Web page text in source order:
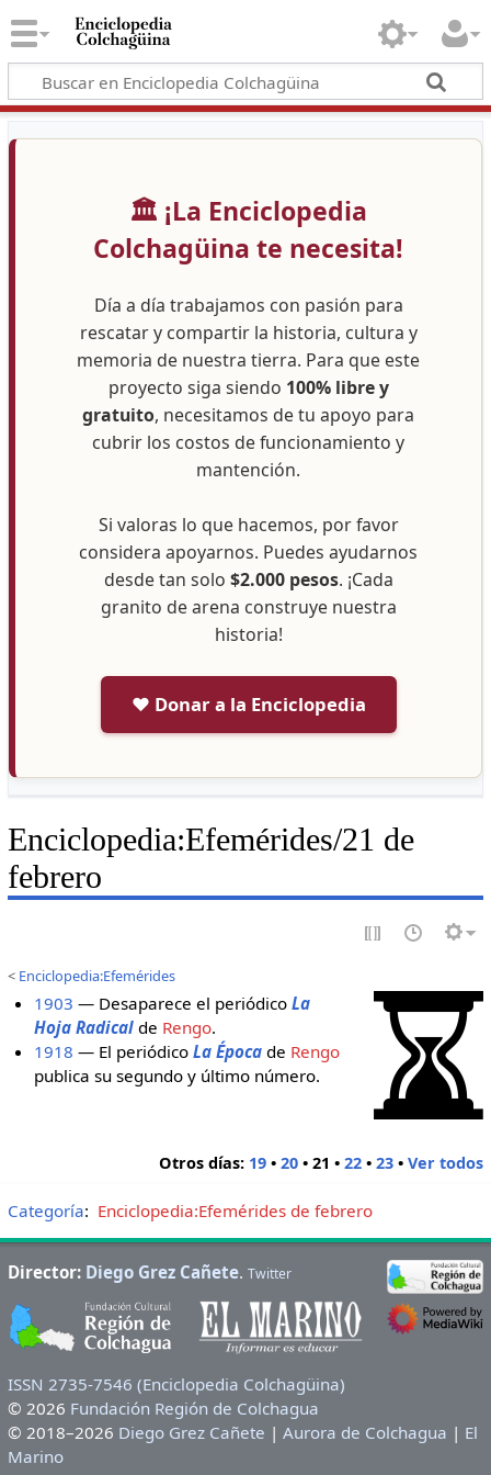
🏛️ ¡La Enciclopedia
Colchagüina te necesita!
Día a día trabajamos con pasión para
rescatar y compartir la historia, cultura y
memoria de nuestra tierra. Para que este
proyecto siga siendo 100% libre y
gratuito, necesitamos de tu apoyo para
cubrir los costos de funcionamiento y
mantención.
Si valoras lo que hacemos, por favor
considera apoyarnos. Puedes ayudarnos
desde tan solo $2.000 pesos. ¡Cada
granito de arena construye nuestra
historia!
❤️ Donar a la Enciclopedia
Enciclopedia:Efemérides/21 de
febrero
< Enciclopedia:Efemérides
1903 — Desaparece el periódicoLa
Hoja Radical de Rengo.
1918 — El periódicoLa Época de Rengo
publica su segundo y último número.
Otros días: 19 •20 •21 •22 •23 •Ver todos
Categoría: Enciclopedia:Efemérides de febrero
Director: Diego Grez Cañete. Twitter
ISSN 2735-7546 (Enciclopedia Colchagüina)
© 2026 Fundación Región de Colchagua
© 2018–2026 Diego Grez Cañete | Aurora de Colchagua | El
Marino